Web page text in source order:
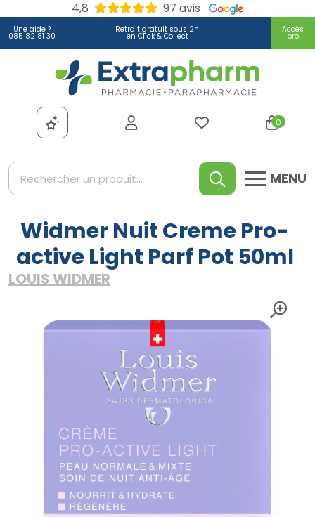
4,8 97 avis
Une aide ?
085 82 81 30
Retrait gratuit sous 2h
en Click & Collect
Accès
pro
Extrapharm Votre
0
MENU
Widmer Nuit Creme Pro-
active Light Parf Pot 50ml
LOUIS WIDMER